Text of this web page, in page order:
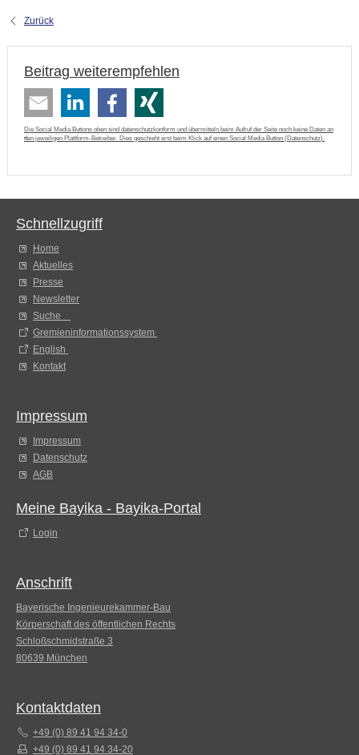
Zurück
Beitrag weiterempfehlen
Die Social Media Buttons oben sind datenschutzkonform und übermitteln beim Aufruf der Seite noch keine Daten an
den jeweiligen Plattform-Betreiber. Dies geschieht erst beim Klick auf einen Social Media Button (Datenschutz).
Schnellzugriff
Home
Aktuelles
Presse
Newsletter
Suche
Gremieninformationssystem
English
Kontakt
Impressum
Impressum
Datenschutz
AGB
Meine Bayika - Bayika-Portal
Login
Anschrift
Bayerische Ingenieurekammer-Bau
Körperschaft des öffentlichen Rechts
Schloßschmidstraße 3
80639 München
Kontaktdaten
+49 (0) 89 41 94 34-0
+49 (0) 89 41 94 34-20